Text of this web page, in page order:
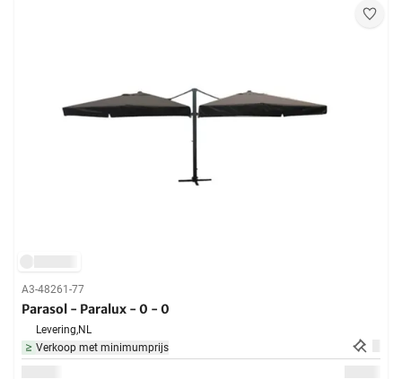
A3-48261-77
Parasol - Paralux - 0 - 0
Levering,NL
Verkoop met minimumprijs